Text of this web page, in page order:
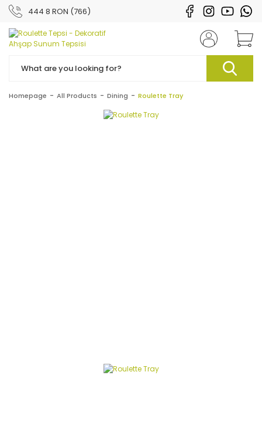
444 8 RON (766)
Homepage All Products Dining Roulette Tray